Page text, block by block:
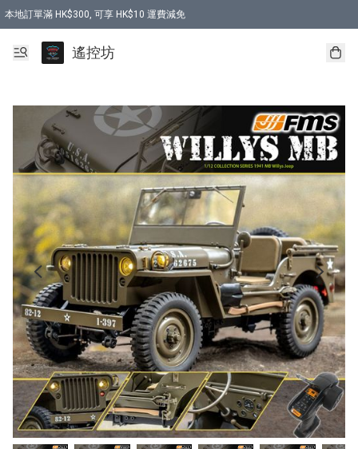
本地訂單滿 HK$300, 可享 HK$10 運費減免
購買 7.6V 6500mah 70C 電池 送 7.6V USB充電器
遙控坊